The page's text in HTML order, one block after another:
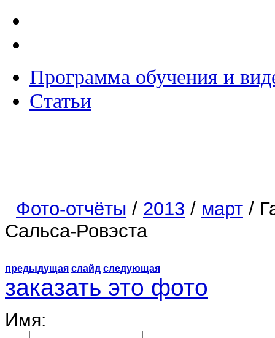
Программа обучения и
Статьи
Фото-отчёты / 2013 / март /
Сальса-Ровэста
предыдущая слайд следующая
заказать это фото
Имя: